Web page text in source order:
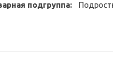
подгруппа: